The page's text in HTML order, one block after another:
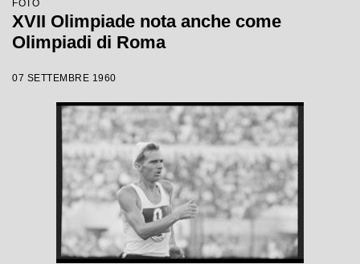
FOTO
XVII Olimpiade nota anche come
Olimpiadi di Roma
07 SETTEMBRE 1960